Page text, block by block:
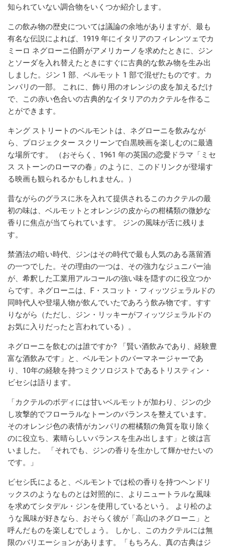
知られていない調合物をいくつか紹介します。
この飲み物の歴史については議論の余地がありますが、最も
有名な伝説によれば、1919 年にイタリアのフィレンツェでカ
ミーロ ネグローニ伯爵がアメリカーノを求めたときに、ジン
とソーダを入れ替えたときにすぐに古典的な飲み物を生み出
しました。ジン 1 部、ベルモット 1 部で混ぜたものです。カ
ンパリの一部。 これに、飾り用のオレンジの皮を加えるだけ
で、この赤い色合いの古典的なイタリアのカクテルを作るこ
とができます。
キング ストリートのベルモントは、ネグローニを飲みなが
ら、プロジェクター スクリーンで白黒映画を楽しむのに最適
な場所です。 （おそらく、1961 年の英国の恋愛ドラマ「ミセ
ス ストーンのローマの春」のように、このドリンクが登場す
る映画も観られるかもしれません。）
昔ながらのグラスに氷を入れて提供されるこのカクテルの最
初の味は、ベルモットとオレンジの皮からの柑橘類の微妙な
香りに焦点が当てられています。 ジンの風味が舌に残りま
す。
禁酒法の暗い時代、ジンはその時代で最も人気のある蒸留酒
の一つでした。その理由の一つは、その強力なジュニパー油
が、希釈した工業用アルコールの強い味を隠すのに役立つか
らです。ネグローニは、F・スコット・フィッツジェラルドの
同時代人や登場人物が飲んでいたであろう飲み物です。すす
りながら（ただし、ジン・リッキーがフィッツジェラルドの
お気に入りだったと言われている）。
ネグローニを飲むのは誰ですか? 「賢い酒飲みであり、経験豊
富な酒飲みです」と、ベルモントのバーマネージャーであ
り、10年の経験を持つミクソロジストであるトリスティン・
ビセシは語ります。
「カクテルのボディには甘いベルモットが加わり、ジンの少
し攻撃的でフローラルなトーンのバランスを整えています。
そのオレンジ色の表情がカンパリの柑橘類の角質を取り除く
のに役立ち、素晴らしいバランスを生み出します」と彼は言
いました。 「それでも、ジンの香りを生かして輝かせたいの
です。」
ビセシ氏によると、ベルモントでは松の香りを持つヘンドリ
ックスのようなものとは対照的に、よりニュートラルな風味
を求めてシタデル・ジンを使用しているという。 より松のよ
うな風味が好きなら、おそらく彼が「高山のネグローニ」と
呼んだものを楽しむでしょう。 しかし、このカクテルには無
限のバリエーションがあります。「もちろん、真の古典はジ